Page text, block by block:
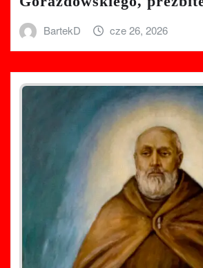
BartekD cze 26, 2026